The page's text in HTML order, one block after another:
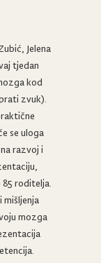
Jelena
tjedan
kod
zvuk).
se uloga
razvoj i
85 roditelja.
mišljenja
mozga